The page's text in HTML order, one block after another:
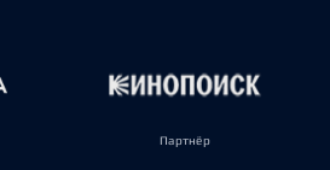
Партнёр